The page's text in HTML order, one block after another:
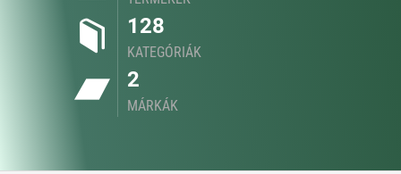
128
KATEGÓRIÁK
2
MÁRKÁK